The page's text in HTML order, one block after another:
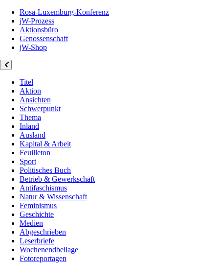
Rosa-Luxemburg-Konferenz
jW-Prozess
Aktionsbüro
Genossenschaft
jW-Shop
Titel
Aktion
Ansichten
Schwerpunkt
Thema
Inland
Ausland
Kapital & Arbeit
Feuilleton
Sport
Politisches Buch
Betrieb & Gewerkschaft
Antifaschismus
Natur & Wissenschaft
Feminismus
Geschichte
Medien
Abgeschrieben
Leserbriefe
Wochenendbeilage
Fotoreportagen